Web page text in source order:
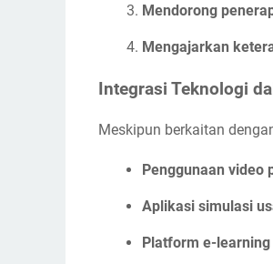
Mendorong
Mengajarkan
Integrasi Teknologi
Meskipun berkaitan
Penggunaan video
Aplikasi simulasi
Platform e-learning